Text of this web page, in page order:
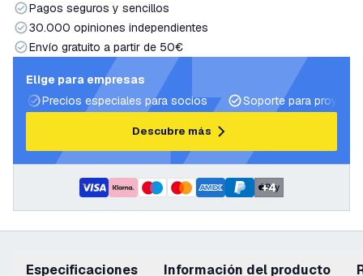
Pagos seguros y sencillos
30.000 opiniones independientes
Envío gratuito a partir de 50€
Elige para empresas
Precios especiales para socios
Soporte para
Descubre más
+4
Especificaciones información del producto